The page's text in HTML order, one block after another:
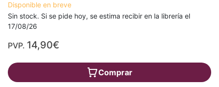
Disponible en breve
Sin stock. Si se pide hoy, se estima recibir en la librería el
17/08/26
PVP. 14,90€
Comprar